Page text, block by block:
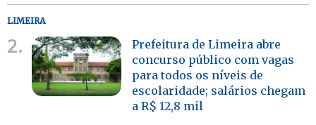
LIMEIRA
2.
Prefeitura de Limeira abre
concurso público com vagas
para todos os níveis de
escolaridade; salários chegam
a R$ 12,8 mil